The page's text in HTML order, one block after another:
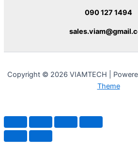
090 127 1494
Copyright © 2026 VIAMTECH |
Theme